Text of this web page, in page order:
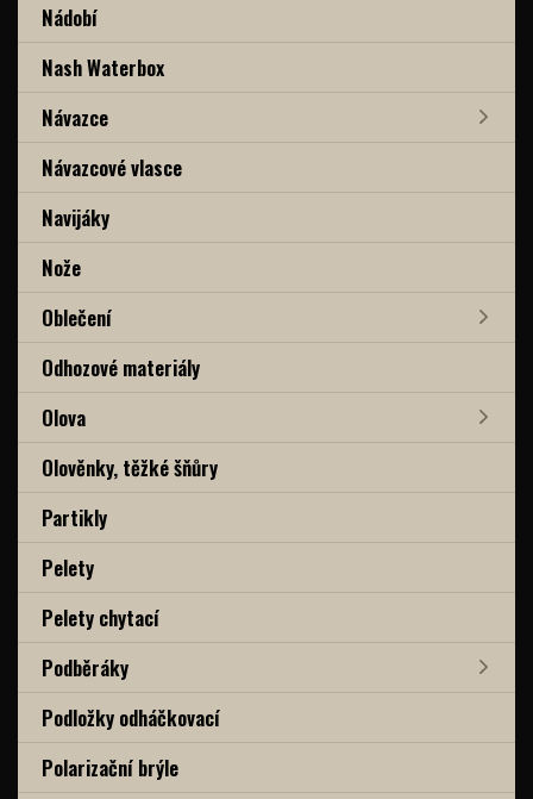
Nádobí
Nash Waterbox
Návazce
Návazcové vlasce
Navijáky
Nože
Oblečení
Odhozové materiály
Olova
Olověnky, těžké šňůry
Partikly
Pelety
Pelety chytací
Podběráky
Podložky odháčkovací
Polarizační brýle